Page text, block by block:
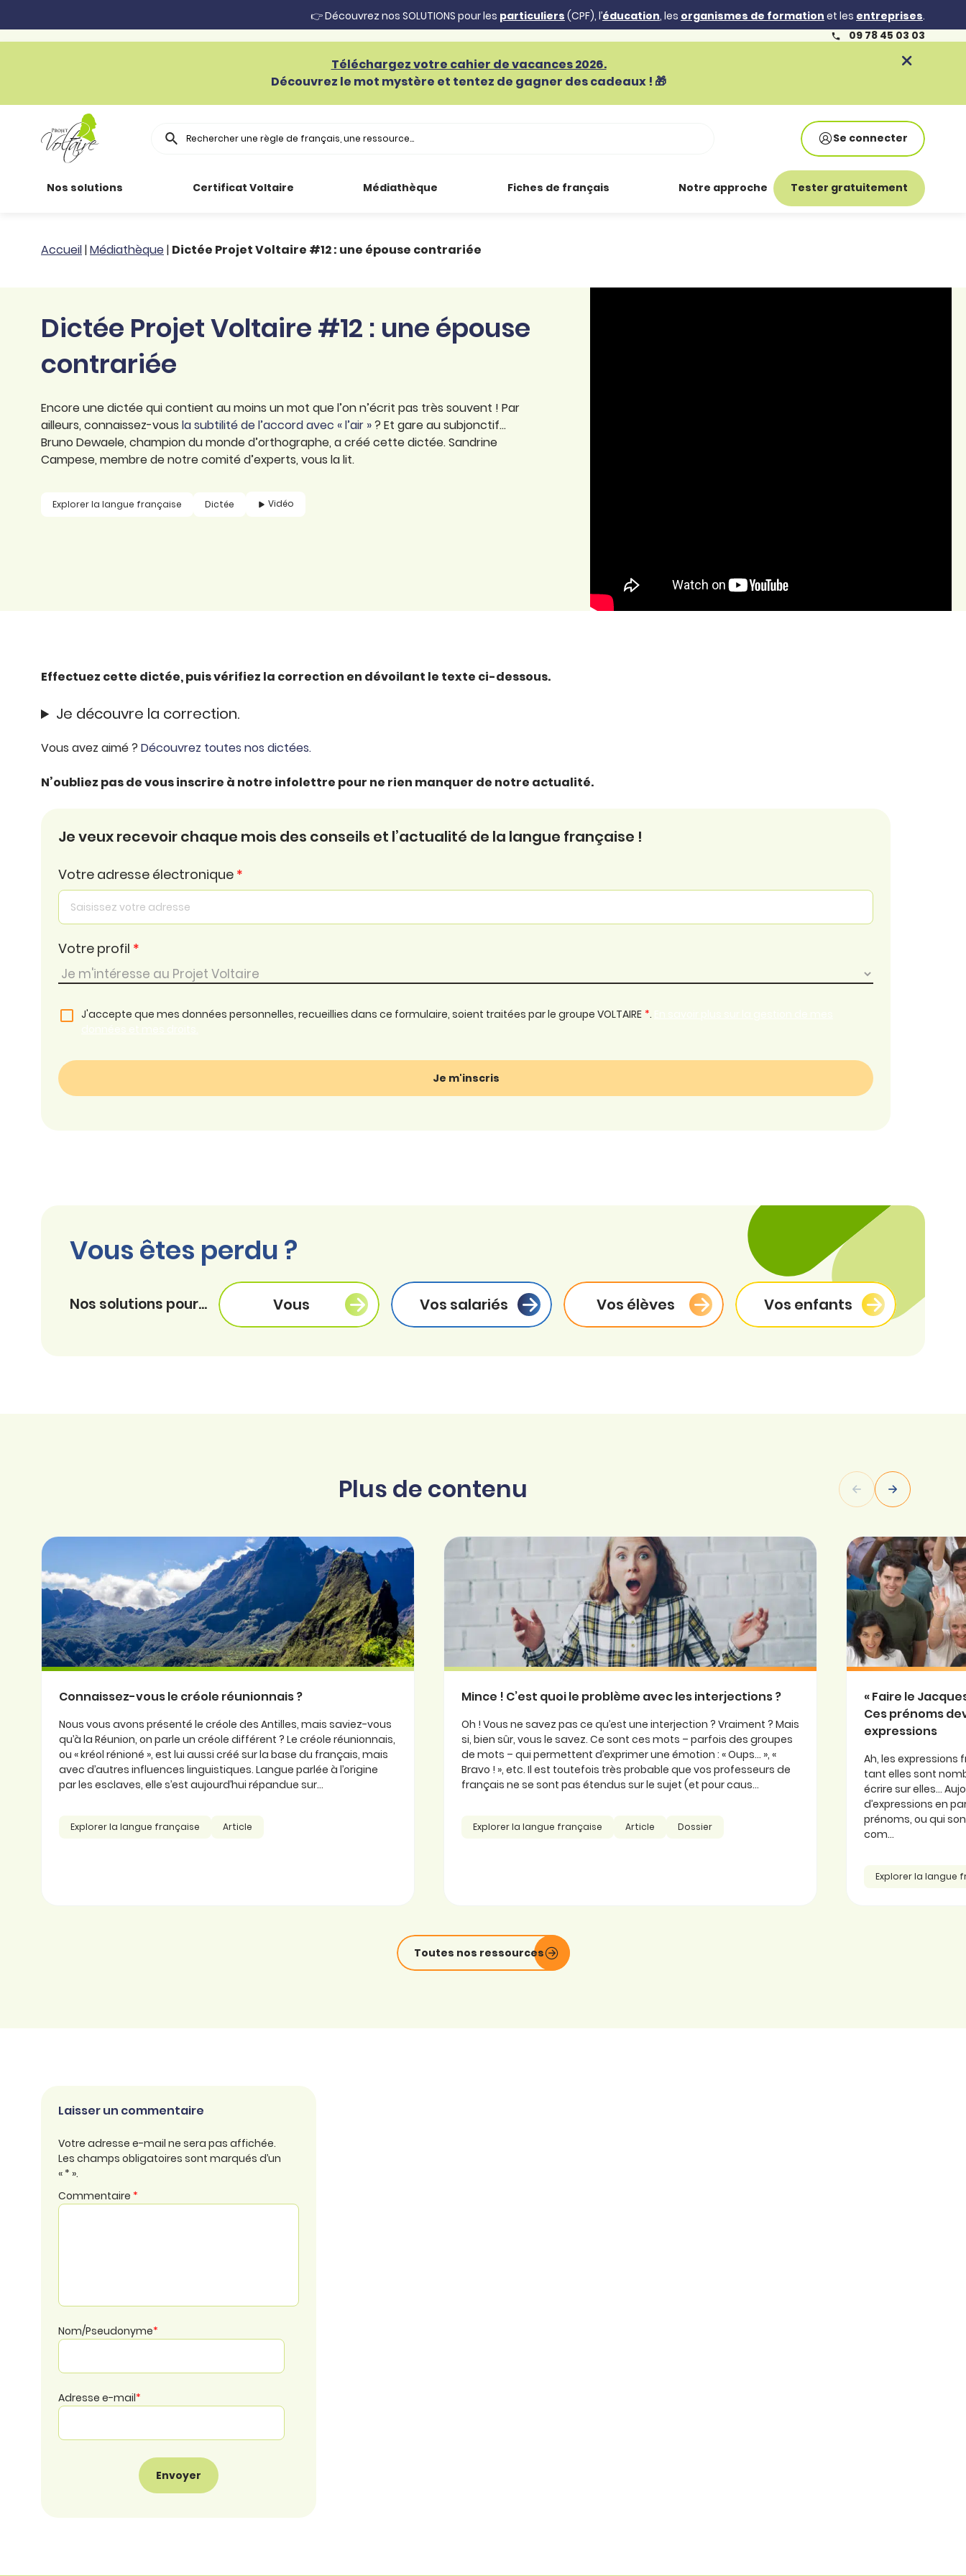
👉 Découvrez nos SOLUTIONS pour les particuliers (CPF), l’éducation, les organismes de formation et les entreprises.
09 78 45 03 03
Téléchargez votre cahier de vacances 2026.
Découvrez le mot mystère et tentez de gagner des cadeaux ! 🎁
Rechercher Se connecter
Nos solutions
Particuliers
Secteur public
Certifier ses compétences
Évaluer le niveau de ses
salariés
Certificat Voltaire Médiathèque
Toutes nos
professionnel
Animer une classe
Accompagner ses
salariés
Fiches de français
Conjugaison
d’orthographe
Syntaxe
Notre approche Tester gratuitement
Accueil|Médiathèque| Dictée Projet Voltaire #12 : une épouse contrariée
Dictée Projet Voltaire #12 : une épouse
contrariée
Encore une dictée qui contient au moins un mot que l’on n’écrit pas très souvent ! Par
ailleurs, connaissez-vous la subtilité de l’accord avec « l’air »? Et gare au subjonctif…
Bruno Dewaele, champion du monde d’orthographe, a créé cette dictée. Sandrine
Campese, membre de notre comité d’experts, vous la lit.
Explorer la langue française Dictée Vidéo
Effectuez cette dictée, puis vérifiez la correction en dévoilant le texte ci-dessous.
Je découvre la correction.
Vous avez aimé ? Découvrez toutes nos dictées.
N’oubliez pas de vous inscrire à notre infolettre pour ne rien manquer de notre actualité.
Je veux recevoir chaque mois des conseils et l’actualité de la langue française !
Votre adresse électronique *
Votre profil *
J'accepte que mes données personnelles, recueillies dans ce formulaire, soient traitées par le groupe VOLTAIRE *.
Vous êtes perdu ?
Nos solutions pour... Vous Vos salariés Vos élèves Vos enfants
Plus de contenu
Connaissez-vous le créole réunionnais ?
Nous vous avons présenté le créole des Antilles, mais saviez-vous
qu’à la Réunion, on parle un créole différent ? Le créole réunionnais,
ou « kréol rénioné », est lui aussi créé sur la base du français, mais
avec d’autres influences linguistiques. Langue parlée à l’origine
par les esclaves, elle s’est aujourd’hui répandue sur...
Explorer la langue française Article
Mince ! C’est quoi le problème avec les interjections ?
Oh ! Vous ne savez pas ce qu’est une interjection ? Vraiment ? Mais
si, bien sûr, vous le savez. Ce sont ces mots – parfois des groupes
de mots – qui permettent d’exprimer une émotion : « Oups… », «
Bravo ! », etc. Il est toutefois très probable que vos professeurs de
français ne se sont pas étendus sur le sujet (et pour caus...
Explorer la langue française Article Dossier
« Faire le
Ces prénoms
expressions
Ah, les expressions
tant elles sont
écrire sur elles…
d’expressions en
prénoms, ou qui
com...
Explorer la langue
Toutes nos ressources
Laisser un commentaire
Votre adresse e-mail ne sera pas affichée.
Les champs obligatoires sont marqués d’un
« * ».
Commentaire *
Nom/Pseudonyme*
Adresse e-mail*